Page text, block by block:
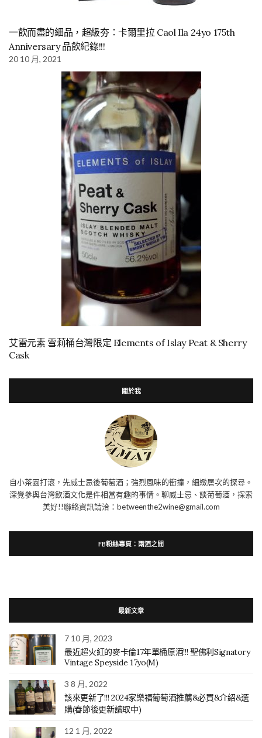
一飲而盡的細品，超級夯：卡爾里拉 Caol Ila 24yo 175th
Anniversary 品飲紀錄!!!
20 10 月, 2021
艾雷元素 雪莉桶台灣限定 Elements of Islay Peat & Sherry
Cask
關於我
自小茶園打滾，先威士忌後葡萄酒；強烈風味的衝撞，細緻層次的探尋。
深覺參與台灣飲酒文化是件相當有趣的事情。聊威士忌、談葡萄酒，探索
美好!!聯絡資訊請洽：betweenthe2wine@gmail.com
FB粉絲專頁：兩酒之間
最新文章
7 10 月, 2023
最近超火紅的麥卡倫17年單桶原酒!!! 聖佛利Signatory
Vintage Speyside 17yo(M)
3 8 月, 2022
該來更新了!!! 2024家樂福葡萄酒推薦&必買&介紹&選
購(春節後更新讀取中)
12 1 月, 2022